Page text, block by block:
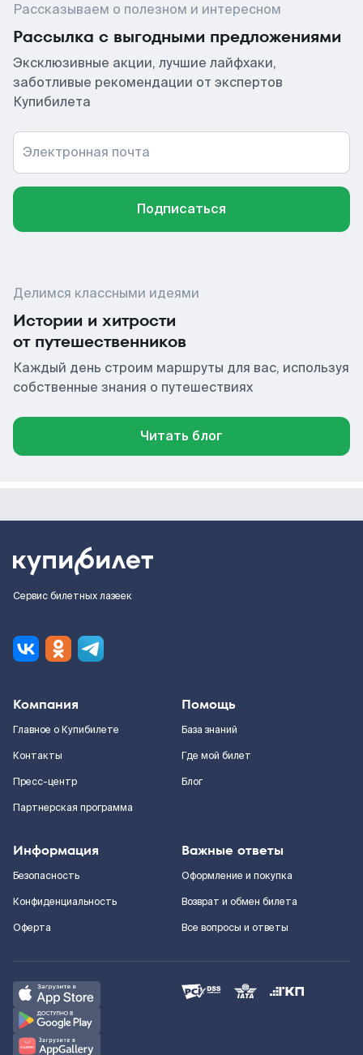
Рассказываем о полезном и интересном
Рассылка с выгодными предложениями
Эксклюзивные акции, лучшие лайфхаки,
заботливые рекомендации от экспертов
Купибилета
Электронная почта
Подписаться
Делимся классными идеями
Истории и хитрости
от путешественников
Каждый день строим маршруты для вас, используя
собственные знания о путешествиях
Читать блог
Сервис билетных лазеек
Компания
Главное о Купибилете
Контакты
Пресс-центр
Партнерская программа
Помощь
База знаний
Где мой билет
Блог
Информация
Безопасность
Конфиденциальность
Оферта
Важные ответы
Оформление и покупка
Возврат и обмен билета
Все вопросы и ответы